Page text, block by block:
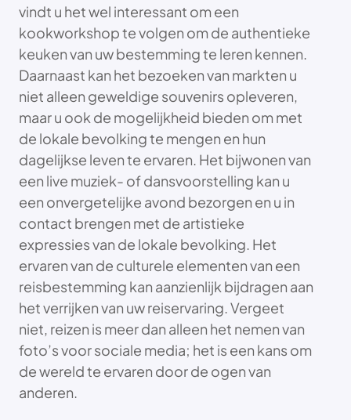
vindt u het wel interessant om een
kookworkshop te volgen om de authentieke
keuken van uw bestemming te leren kennen.
Daarnaast kan het bezoeken van markten u
niet alleen geweldige souvenirs opleveren,
maar u ook de mogelijkheid bieden om met
de lokale bevolking te mengen en hun
dagelijkse leven te ervaren. Het bijwonen van
een live muziek- of dansvoorstelling kan u
een onvergetelijke avond bezorgen en u in
contact brengen met de artistieke
expressies van de lokale bevolking. Het
ervaren van de culturele elementen van een
reisbestemming kan aanzienlijk bijdragen aan
het verrijken van uw reiservaring. Vergeet
niet, reizen is meer dan alleen het nemen van
foto’s voor sociale media; het is een kans om
de wereld te ervaren door de ogen van
anderen.